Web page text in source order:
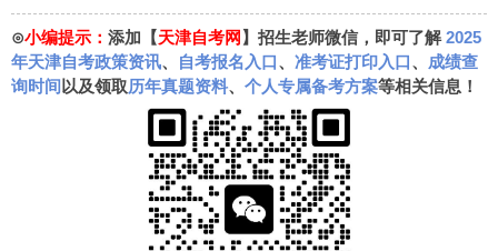
⊙小编提示： 添加【天津自考网 】招生老师微信，即可了解2025
年天津自考政策资讯、 自考报名入口、 准考证打印入口、 成绩查
询时间 以及领取历年真题资料、 个人专属备考方案等相关信息！